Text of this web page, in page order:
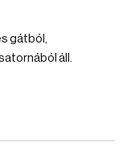
gátból,
áll.